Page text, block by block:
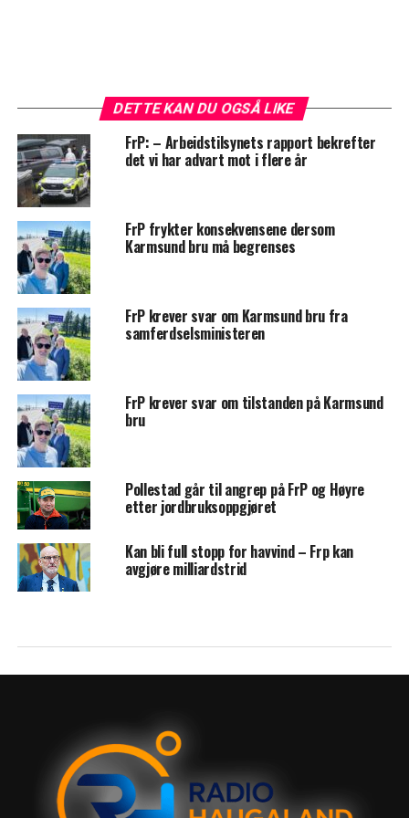
DETTE KAN DU OGSÅ LIKE
FrP: – Arbeidstilsynets rapport bekrefter
det vi har advart mot i flere år
FrP frykter konsekvensene dersom
Karmsund bru må begrenses
FrP krever svar om Karmsund bru fra
samferdselsministeren
FrP krever svar om tilstanden på Karmsund
bru
Pollestad går til angrep på FrP og Høyre
etter jordbruksoppgjøret
Kan bli full stopp for havvind – Frp kan
avgjøre milliardstrid